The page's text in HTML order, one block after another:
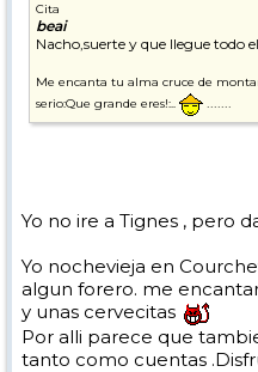
Cita
beai
Nacho,suerte y que llegue todo
Me encanta tu alma cruce de
serio:Que grande eres!:..
Yo no ire a Tignes , pero
Yo nochevieja en
algun forero. me
y unas cervecitas
Por alli parece que
tanto como cuentas